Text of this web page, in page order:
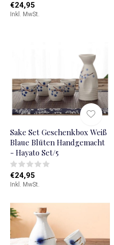
€24,95
Inkl. MwSt.
Sake Set Geschenkbox Weiß
Blaue Blüten Handgemacht
- Hayato Set/5
€24,95
Inkl. MwSt.